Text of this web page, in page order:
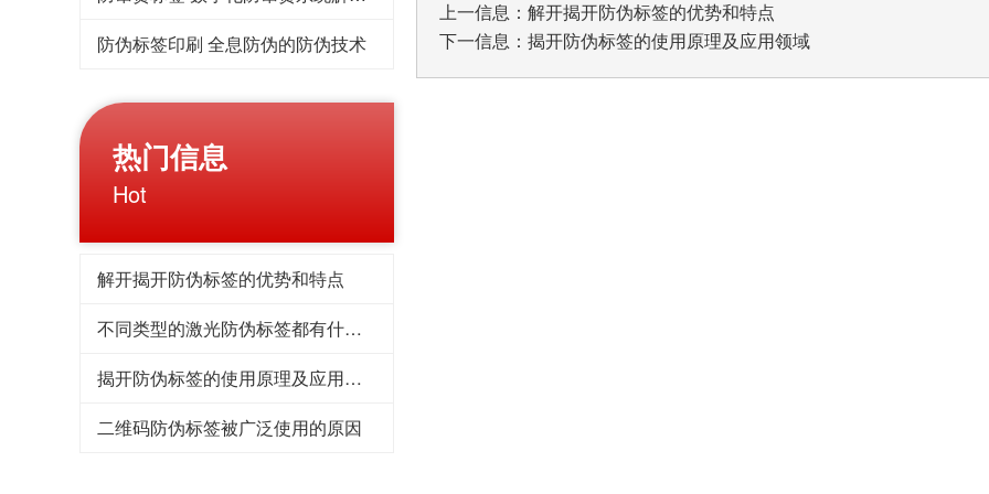
防伪标签印刷 全息防伪的防伪技术
热门信息
Hot
解开揭开防伪标签的优势和特点
不同类型的激光防伪标签都有什么优势
揭开防伪标签的使用原理及应用领域
二维码防伪标签被广泛使用的原因
上一信息： 解开揭开防伪标签的优势和特点
下一信息： 揭开防伪标签的使用原理及应用领域